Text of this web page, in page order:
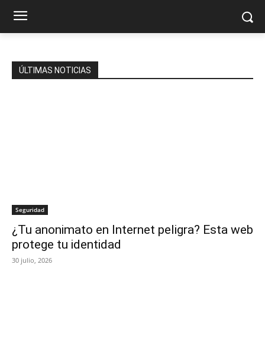
ÚLTIMAS NOTICIAS
Seguridad
¿Tu anonimato en Internet peligra? Esta web
protege tu identidad
30 julio, 2026